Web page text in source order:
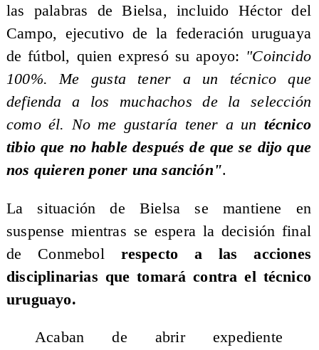
las palabras de Bielsa, incluido Héctor del
Campo, ejecutivo de la federación uruguaya
de fútbol, quien expresó su apoyo: "Coincido
100%. Me gusta tener a un técnico que
defienda a los muchachos de la selección
como él. No me gustaría tener a un técnico
tibio que no hable después de que se dijo que
nos quieren poner una sanción".
La situación de Bielsa se mantiene en
suspense mientras se espera la decisión final
de Conmebol respecto a las acciones
disciplinarias que tomará contra el técnico
uruguayo.
Acaban de abrir expediente